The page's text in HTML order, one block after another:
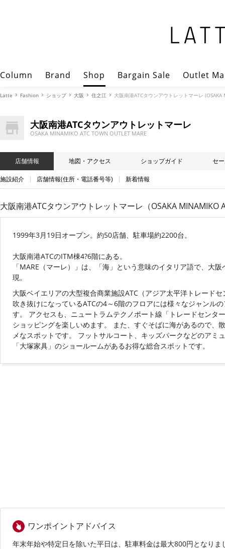
Column Brand Shop Bargain Sale Outlet
Latte Fashion ショップ 大阪 住之江 大阪南港ATCタウンアウトレットマーレ
大阪南港ATCタウンアウトレットマーレ
OSAKA MINAMIKO ATC TOWN OUTLET MARE
店舗情報 地図・アクセス ショップガイド セ
施設紹介 店舗情報(住所・電話番号等) 新着情報
大阪南港ATCタウンアウトレットマーレ（OSAKA MINAMIKO
1999年3月19日オープン。約50店舗、駐車場約2200台。
大阪南港ATCのITM棟4?6階にある。
「MARE（マーレ）」は、「海」という意味のイタリア語で、大
現。
大阪ベイエリアの大型複合商業施設ATC（アジア太平洋トレード
吹き抜けになっているATCの4～6階のフロアには様々なジャンル
す。 アクセスも、ニュートラムテクノポート線「トレードセンタ
ショッピングを楽しいめます。 また、すぐそばに海があるので、
メなスポットです。 フットサルコート、キッズパークなどのアミ
「大塚家具」のショールームがあるお得な総合スポットです。
ワンポイントアドバイス
年末年始や特定日を除いた平日は、駐車料金は最大800円となり